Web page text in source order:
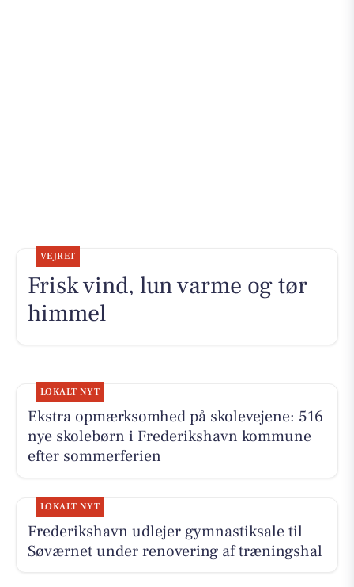
VEJRET
Frisk vind, lun varme og tør
himmel
LOKALT NYT
Ekstra opmærksomhed på skolevejene: 516
nye skolebørn i Frederikshavn kommune
efter sommerferien
LOKALT NYT
Frederikshavn udlejer gymnastiksale til
Søværnet under renovering af træningshal